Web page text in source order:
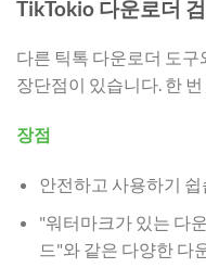
TikTokio 다운로더
다른 틱톡 다운로더 도
장단점이 있습니다. 한 번
장점
안전하고 사용하기 쉽
"워터마크가 있는 다
드"와 같은 다양한 다